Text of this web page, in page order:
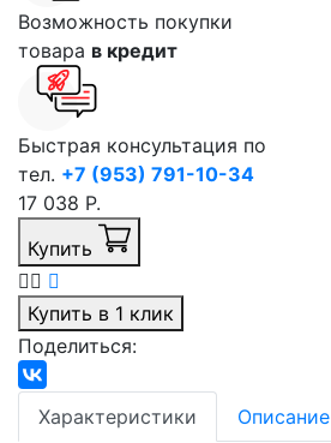
Возможность покупки
товара в кредит
Быстрая консультация по
тел. +7 (953) 791-10-34
17 038 Р.
Купить
Купить в 1 клик
Поделиться:
Характеристики Описание